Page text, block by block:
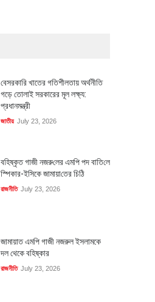
বেসরকারি খাতের গতিশীলতায় অর্থনীতি
গড়ে তোলাই সরকারের মূল লক্ষ্য:
প্রধানমন্ত্রী
জাতীয় July 23, 2026
বহিষ্কৃত গাজী নজরু‌লের এম‌পি পদ বা‌তি‌লে
স্পিকার-ইসিকে জামায়া‌তের চি‌ঠি
রাজনীতি July 23, 2026
জামায়াত এমপি গাজী নজরুল ইসলামকে
দল থেকে বহিষ্কার
রাজনীতি July 23, 2026